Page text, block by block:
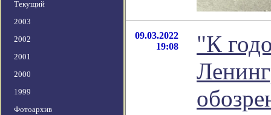
Текущий
2003
2002
2001
2000
1999
Фотоархив
09.03.2022
19:08
"К